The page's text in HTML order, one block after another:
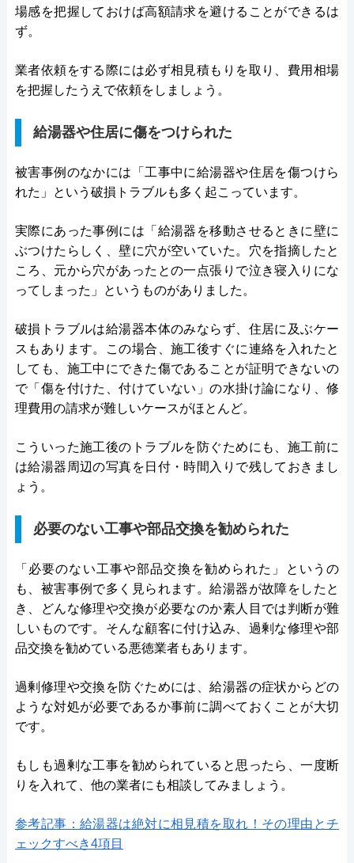
場感を把握しておけば高額請求を避けることができるは
ず。
業者依頼をする際には必ず相見積もりを取り、費用相場
を把握したうえで依頼をしましょう。
給湯器や住居に傷をつけられた
被害事例のなかには「工事中に給湯器や住居を傷つけら
れた」という破損トラブルも多く起こっています。
実際にあった事例には「給湯器を移動させるときに壁に
ぶつけたらしく、壁に穴が空いていた。穴を指摘したと
ころ、元から穴があったとの一点張りで泣き寝入りにな
ってしまった」というものがありました。
破損トラブルは給湯器本体のみならず、住居に及ぶケー
スもあります。この場合、施工後すぐに連絡を入れたと
しても、施工中にできた傷であることが証明できないの
で「傷を付けた、付けていない」の水掛け論になり、修
理費用の請求が難しいケースがほとんど。
こういった施工後のトラブルを防ぐためにも、施工前に
は給湯器周辺の写真を日付・時間入りで残しておきまし
ょう。
必要のない工事や部品交換を勧められた
「必要のない工事や部品交換を勧められた」というの
も、被害事例で多く見られます。給湯器が故障をしたと
き、どんな修理や交換が必要なのか素人目では判断が難
しいものです。そんな顧客に付け込み、過剰な修理や部
品交換を勧めている悪徳業者もあります。
過剰修理や交換を防ぐためには、給湯器の症状からどの
ような対処が必要であるか事前に調べておくことが大切
です。
もしも過剰な工事を勧められていると思ったら、一度断
りを入れて、他の業者にも相談してみましょう。
参考記事：給湯器は絶対に相見積を取れ！その理由とチ
ェックすべき4項目